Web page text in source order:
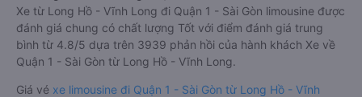
Xe từ Long Hồ - Vĩnh Long đi Quận 1 - Sài Gòn limousine được
đánh giá chung có chất lượng Tốt với điểm đánh giá trung
bình từ 4.8/5 dựa trên 3939 phản hồi của hành khách Xe về
Quận 1 - Sài Gòn từ Long Hồ - Vĩnh Long.
Giá vé xe limousine đi Quận 1 - Sài Gòn từ Long Hồ - Vĩnh